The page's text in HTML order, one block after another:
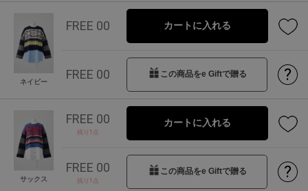
ネイビー
FREE 00 カートに入れる
FREE 00 この商品をe Giftで贈る ?
サックス
FREE 00
残り1点
カートに入れる
FREE 00
残り1点
この商品をe Giftで贈る ?